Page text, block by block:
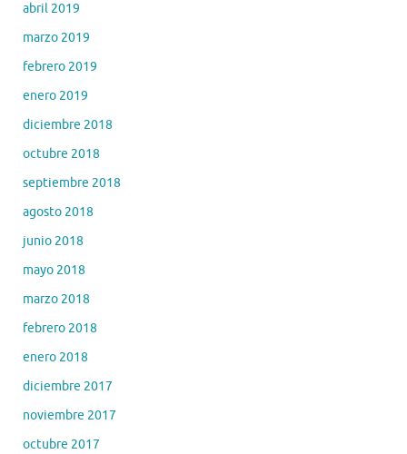
abril 2019
marzo 2019
febrero 2019
enero 2019
diciembre 2018
octubre 2018
septiembre 2018
agosto 2018
junio 2018
mayo 2018
marzo 2018
febrero 2018
enero 2018
diciembre 2017
noviembre 2017
octubre 2017